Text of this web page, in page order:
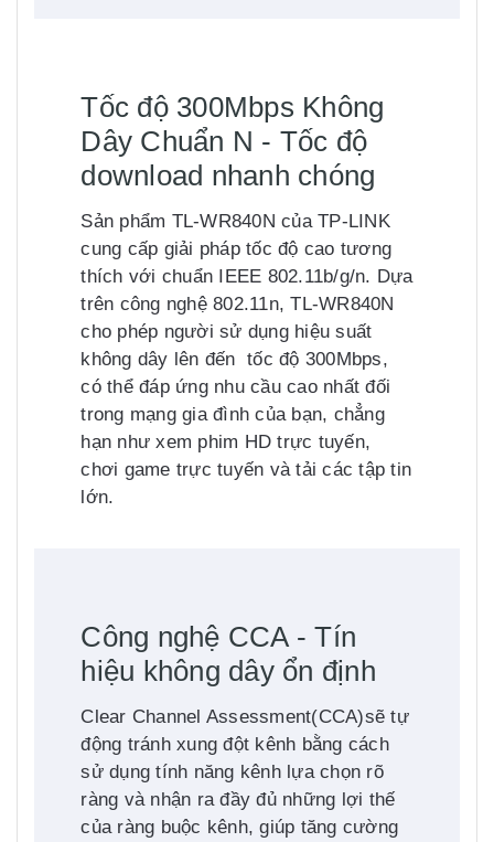
Tốc độ 300Mbps Không
Dây Chuẩn N - Tốc độ
download nhanh chóng
Sản phẩm TL-WR840N của TP-LINK
cung cấp giải pháp tốc độ cao tương
thích với chuẩn IEEE 802.11b/g/n. Dựa
trên công nghệ 802.11n, TL-WR840N
cho phép người sử dụng hiệu suất
không dây lên đến tốc độ 300Mbps,
có thể đáp ứng nhu cầu cao nhất đối
trong mạng gia đình của bạn, chẳng
hạn như xem phim HD trực tuyến,
chơi game trực tuyến và tải các tập tin
lớn.
Công nghệ CCA - Tín
hiệu không dây ổn định
Clear Channel Assessment(CCA)sẽ tự
động tránh xung đột kênh bằng cách
sử dụng tính năng kênh lựa chọn rõ
ràng và nhận ra đầy đủ những lợi thế
của ràng buộc kênh, giúp tăng cường